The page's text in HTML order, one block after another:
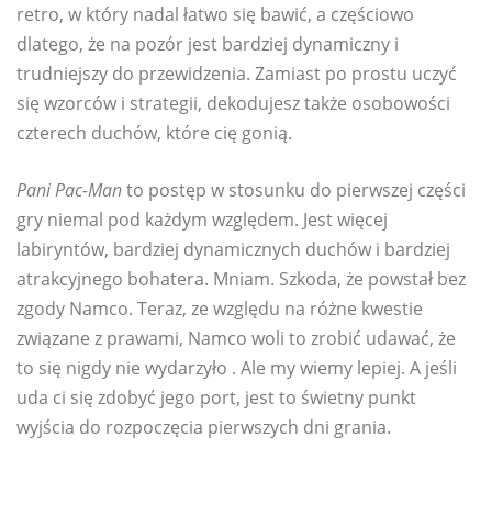
retro, w który nadal łatwo się bawić, a częściowo
dlatego, że na pozór jest bardziej dynamiczny i
trudniejszy do przewidzenia. Zamiast po prostu uczyć
się wzorców i strategii, dekodujesz także osobowości
czterech duchów, które cię gonią.
Pani Pac-Manto postęp w stosunku do pierwszej części
gry niemal pod każdym względem. Jest więcej
labiryntów, bardziej dynamicznych duchów i bardziej
atrakcyjnego bohatera. Mniam. Szkoda, że ​​powstał bez
zgody Namco. Teraz, ze względu na różne kwestie
związane z prawami, Namco woli to zrobić udawać, że
to się nigdy nie wydarzyło . Ale my wiemy lepiej. A jeśli
uda ci się zdobyć jego port, jest to świetny punkt
wyjścia do rozpoczęcia pierwszych dni grania.